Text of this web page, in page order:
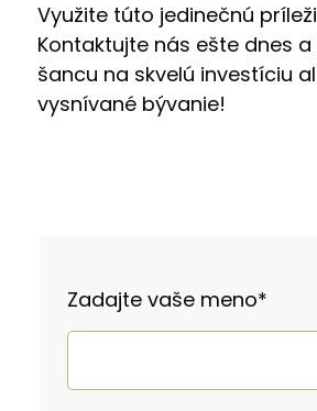
Využite túto jedinečnú
Kontaktujte nás ešte dnes
šancu na skvelú investíciu
vysnívané bývanie!
Zadajte vaše meno*